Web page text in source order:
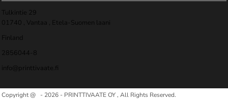
Tulkintie 29
01740 , Vantaa , Etela-Suomen laani
Finland
2856044-8
info@printtivaate.fi
Copyright @ - 2026 - PRINTTIVAATE OY , All Rights Reserved.